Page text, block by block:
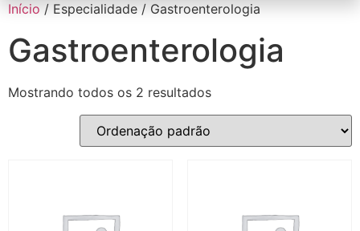
Início / Especialidade / Gastroenterologia
Gastroenterologia
Mostrando todos os 2 resultados